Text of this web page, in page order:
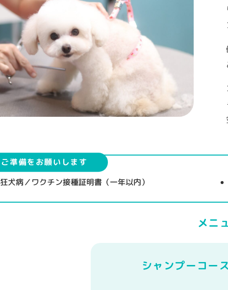
ご準備をお願いします
狂犬病／ワクチン接種証明書（一年以内）
メニ
シャンプーコース